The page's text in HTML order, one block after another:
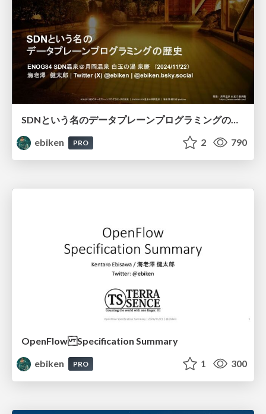
SDNという名のデータプレーンプログラミングの歴史
ebiken
PRO 2 790
OpenFlow Specification Summary
ebiken
PRO 1 300